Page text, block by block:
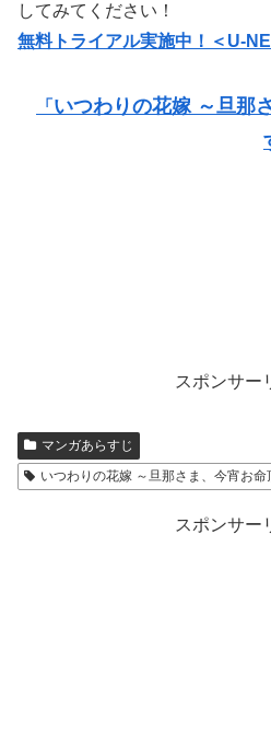
してみてください！
無料トライアル実施中！＜U-
「 いつわりの花嫁 ～旦那
スポンサー
マンガあらすじ
いつわりの花嫁 ～旦那さま、今宵お命
スポンサー